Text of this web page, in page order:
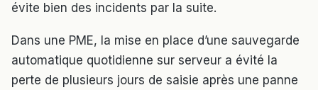
évite bien des incidents par la suite.
Dans une PME, la mise en place d’une sauvegarde
automatique quotidienne sur serveur a évité la
perte de plusieurs jours de saisie après une panne